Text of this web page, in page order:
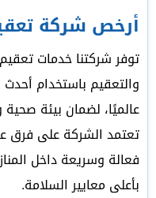
أرخص شركة
توفر شركتنا خدمات
والتعقيم باستخدام
عالميًا، لضمان بيئة
تعتمد الشركة على فرق
فعالة وسريعة داخل
بأعلى معايير السلامة.